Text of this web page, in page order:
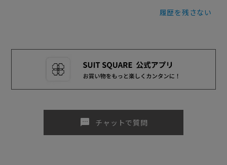
履歴を残さない
sms チャットで質問